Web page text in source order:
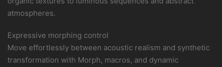
atmospheres.
Expressive morphing control
Move effortlessly between acoustic realism and synthetic
transformation with Morph, macros, and dynamic